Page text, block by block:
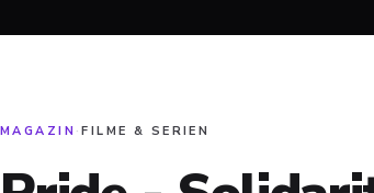
MAGAZIN ·FILME & SERIEN